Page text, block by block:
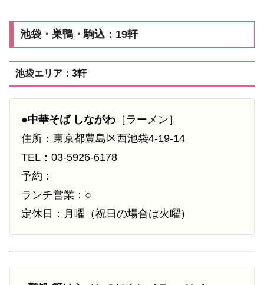
池袋・巣鴨・駒込：19軒
池袋エリア：3軒
●中華そば しながわ ［ラーメン］
住所：東京都豊島区西池袋4-19-14
TEL：03-5926-6178
予約：
ランチ営業：○
定休日：月曜（祝日の場合は火曜）